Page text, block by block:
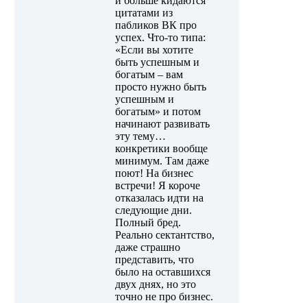
цитатами из
пабликов ВК про
успех. Что-то типа:
«Если вы хотите
быть успешным и
богатым – вам
просто нужно быть
успешным и
богатым» и потом
начинают развивать
эту тему…
конкретики вообще
минимум. Там даже
поют! На бизнес
встречи! Я короче
отказалась идти на
следующие дни.
Полный бред.
Реально сектантство,
даже страшно
представить, что
было на оставшихся
двух днях, но это
точно не про бизнес.